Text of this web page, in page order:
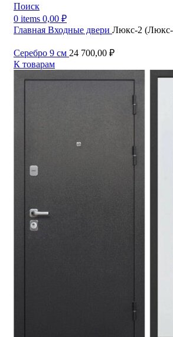
Поиск
0 items 0,00 ₽
Главная Входные двери Люкс-2 (Люкс-
Серебро 9 см 24 700,00 ₽
К товарам